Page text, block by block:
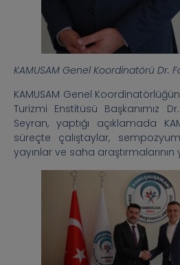
KAMUSAM Genel Koordinatörü Dr.
KAMUSAM Genel
Turizmi Enstitüsü Başkanımız
Seyran, yaptığı açıklamada
süreçte çalıştaylar,
yayınlar ve saha araştırmalarının